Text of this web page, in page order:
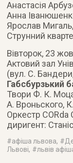
Анастасія
Анна
Ярослав
Струнний
Вівторок, 23
Актовий зал
(вул. С.
Габсбурзький
Твори Ф. К.
А. Вроньского,
Оркестр CORda
диригент:
#афіша львова, #
Львові, #львів